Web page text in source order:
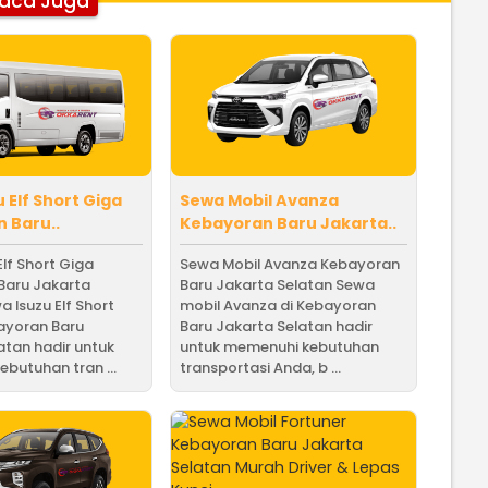
Elf Short Giga
Baru..
Short Giga
Jakarta
Isuzu Elf Short
Baru
hadir untuk
tran ...
Sewa Mobil Avanza
Kebayoran Baru Jakarta..
Sewa Mobil Avanza Kebayoran
Baru Jakarta Selatan Sewa
mobil Avanza di Kebayoran
Baru Jakarta Selatan hadir
untuk memenuhi kebutuhan
transportasi Anda, b ...